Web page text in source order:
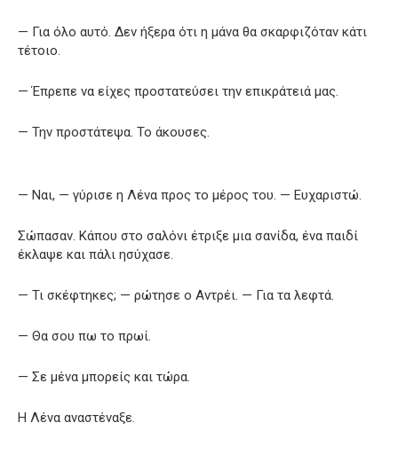
— Για όλο αυτό. Δεν ήξερα ότι η μάνα θα σκαρφιζόταν κάτι
τέτοιο.
— Έπρεπε να είχες προστατεύσει την επικράτειά μας.
— Την προστάτεψα. Το άκουσες.
— Ναι, — γύρισε η Λένα προς το μέρος του. — Ευχαριστώ.
Σώπασαν. Κάπου στο σαλόνι έτριξε μια σανίδα, ένα παιδί
έκλαψε και πάλι ησύχασε.
— Τι σκέφτηκες; — ρώτησε ο Αντρέι. — Για τα λεφτά.
— Θα σου πω το πρωί.
— Σε μένα μπορείς και τώρα.
Η Λένα αναστέναξε.